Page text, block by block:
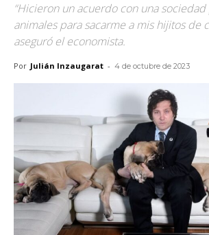
“Hicieron un acuerdo con una
animales para sacarme a mis hijitos de
aseguró el economista.
Por Julián Inzaugarat - 4 de octubre de 2023